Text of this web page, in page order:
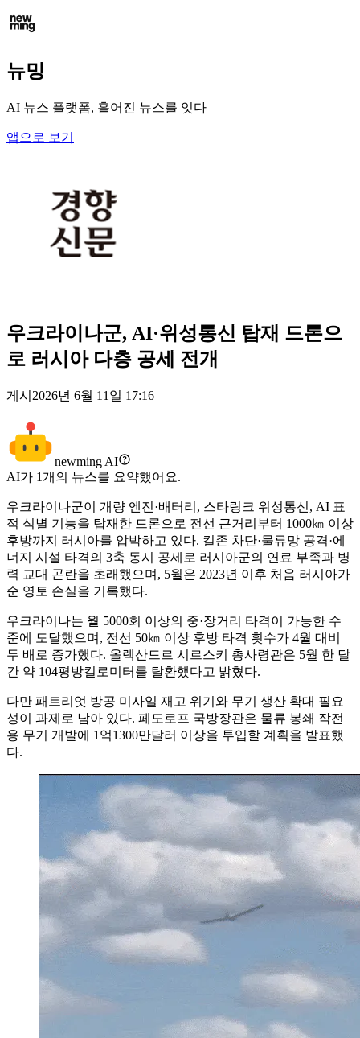
뉴밍
AI 뉴스 플랫폼, 흩어진 뉴스를 잇다
앱으로 보기
우크라이나군, AI·위성통신 탑재 드론으
로 러시아 다층 공세 전개
게시 2026년 6월 11일 17:16
newming AI
AI가 1개의 뉴스를 요약했어요.
우크라이나군이 개량 엔진·배터리, 스타링크 위성통신, AI 표
적 식별 기능을 탑재한 드론으로 전선 근거리부터 1000㎞ 이상
후방까지 러시아를 압박하고 있다. 킬존 차단·물류망 공격·에
너지 시설 타격의 3축 동시 공세로 러시아군의 연료 부족과 병
력 교대 곤란을 초래했으며, 5월은 2023년 이후 처음 러시아가
순 영토 손실을 기록했다.
우크라이나는 월 5000회 이상의 중·장거리 타격이 가능한 수
준에 도달했으며, 전선 50㎞ 이상 후방 타격 횟수가 4월 대비
두 배로 증가했다. 올렉산드르 시르스키 총사령관은 5월 한 달
간 약 104평방킬로미터를 탈환했다고 밝혔다.
다만 패트리엇 방공 미사일 재고 위기와 무기 생산 확대 필요
성이 과제로 남아 있다. 페도로프 국방장관은 물류 봉쇄 작전
용 무기 개발에 1억1300만달러 이상을 투입할 계획을 발표했
다.